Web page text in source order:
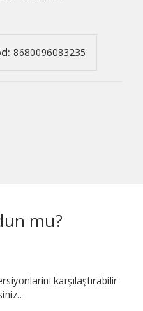
8680096083235
mu?
karşılaştırabilir